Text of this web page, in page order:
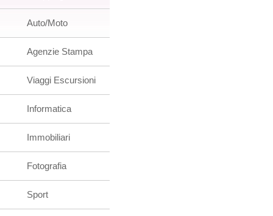
Auto/Moto
Agenzie Stampa
Viaggi Escursioni
Informatica
Immobiliari
Fotografia
Sport